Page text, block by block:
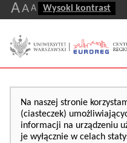
AA A Wysoki kontrast
Na naszej stronie
(ciasteczek)
informacji na urządzeniu
je wyłącznie w celach